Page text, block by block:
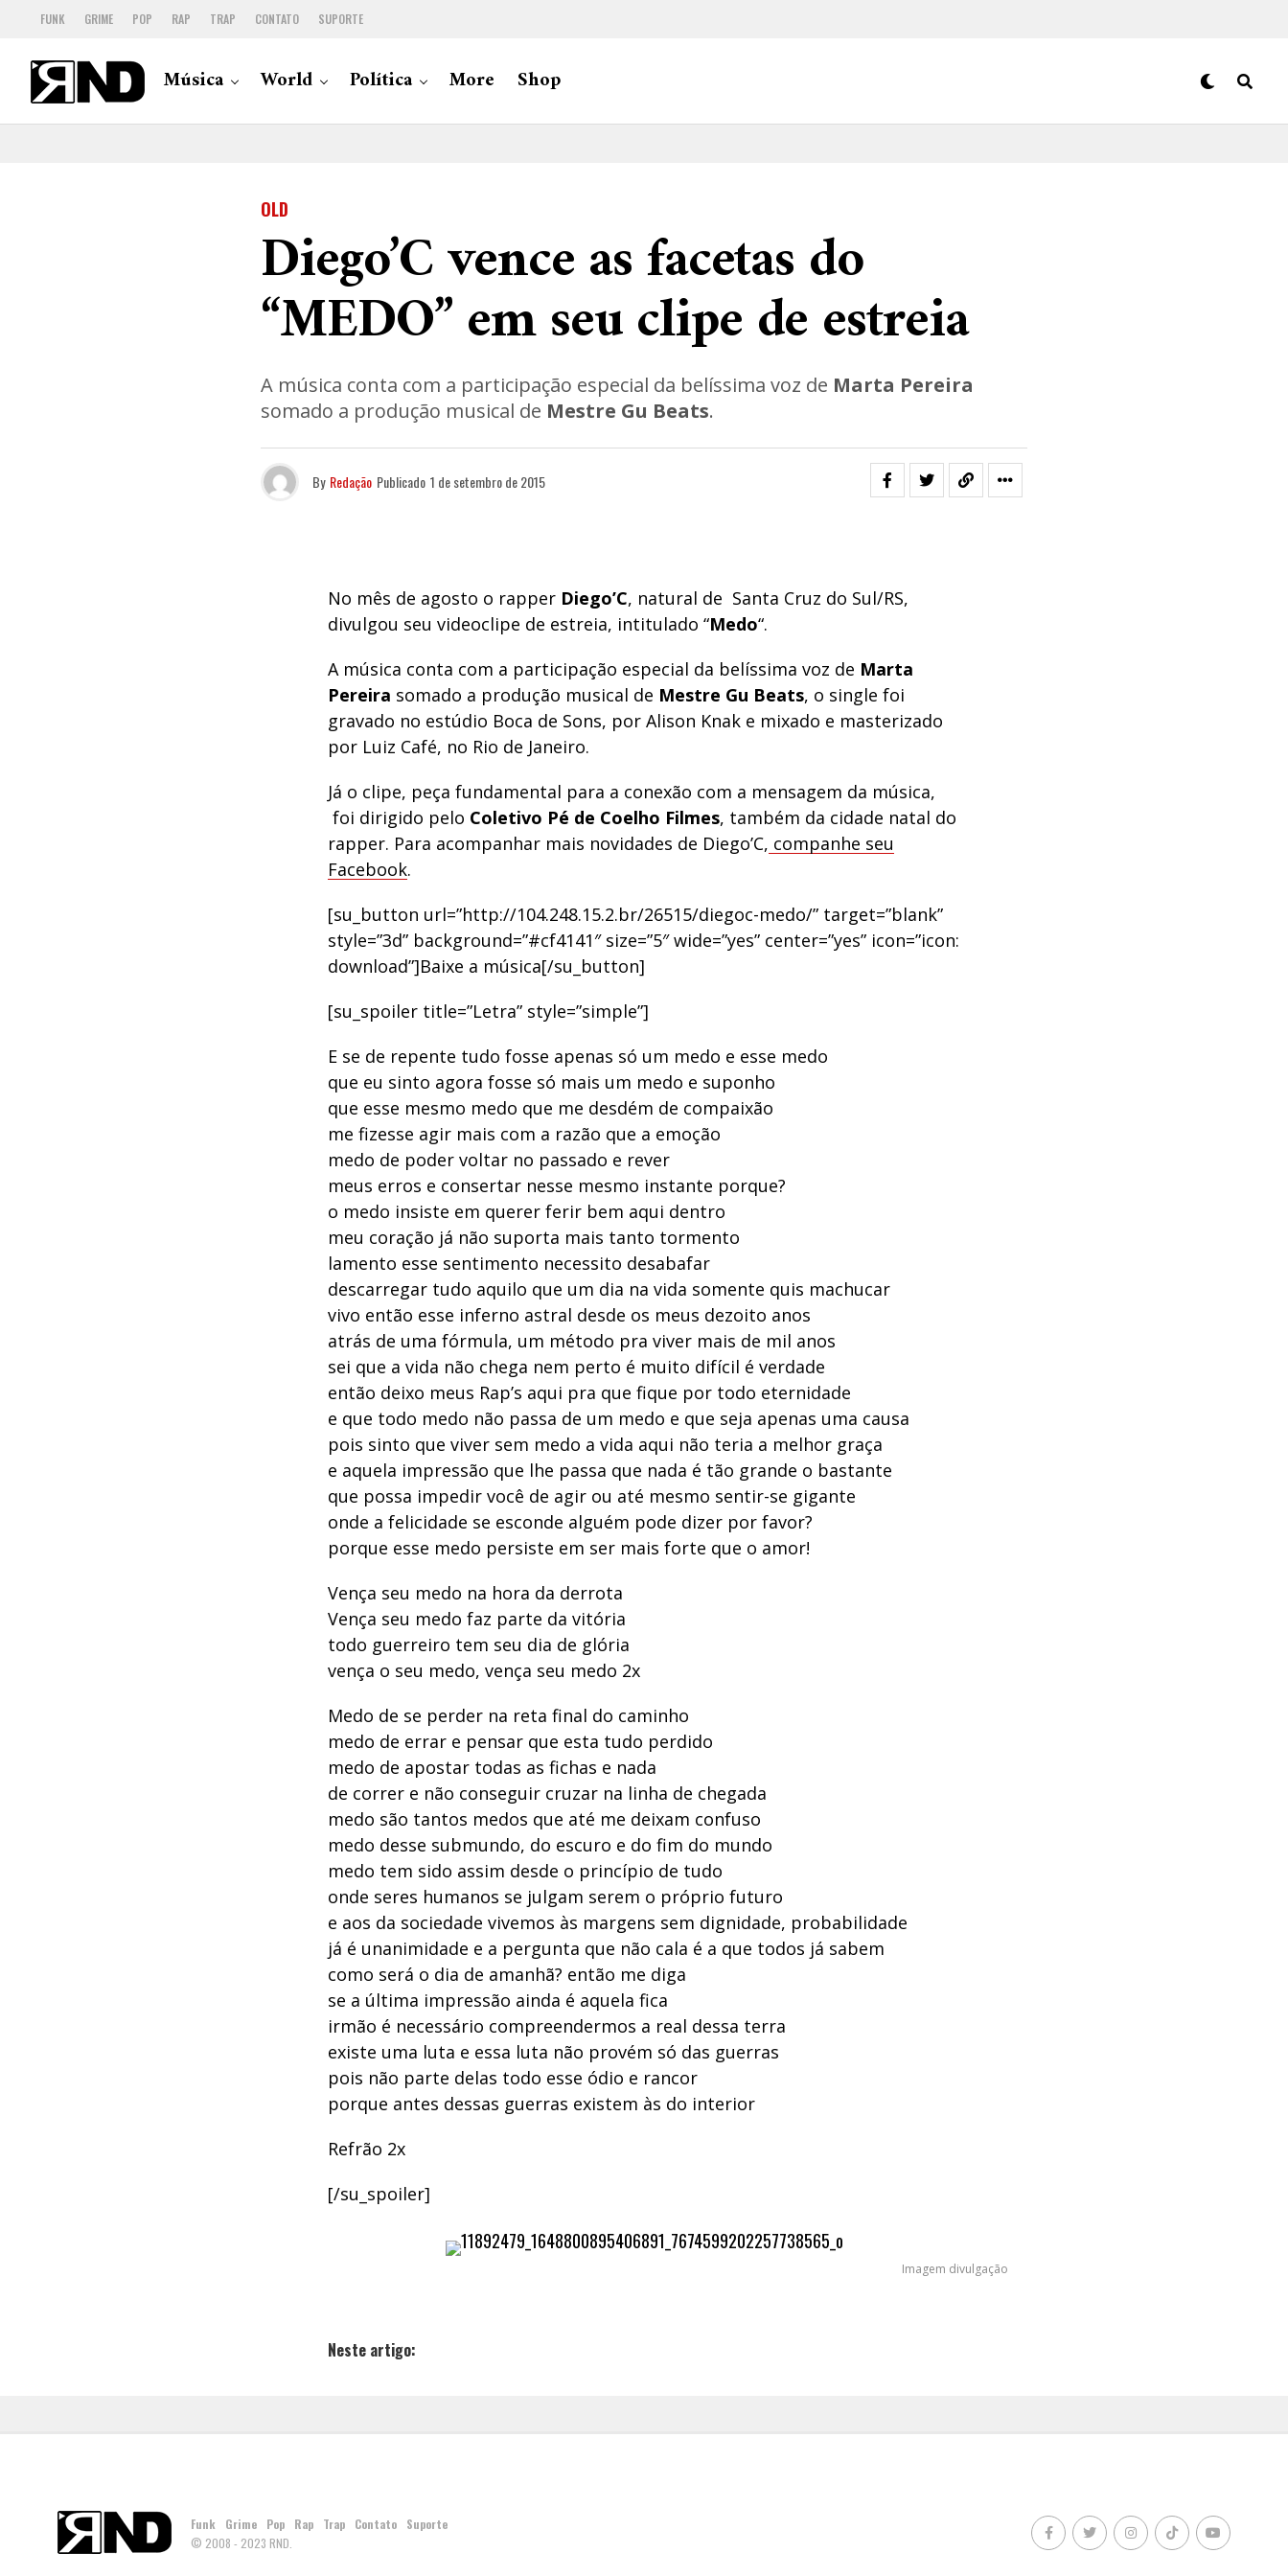
FUNK GRIME POP RAP TRAP CONTATO SUPORTE
Música World Política More Shop
OLD
Diego’C vence as facetas do
“MEDO” em seu clipe de estreia
A música conta com a participação especial da belíssima voz de Marta Pereira
somado a produção musical de Mestre Gu Beats.
By Redação Publicado 1 de setembro de 2015
No mês de agosto o rapper Diego’C, natural de Santa Cruz do Sul/RS,
divulgou seu videoclipe de estreia, intitulado “Medo“.
A música conta com a participação especial da belíssima voz de Marta
Pereira somado a produção musical de Mestre Gu Beats, o single foi
gravado no estúdio Boca de Sons, por Alison Knak e mixado e masterizado
por Luiz Café, no Rio de Janeiro.
Já o clipe, peça fundamental para a conexão com a mensagem da música,
foi dirigido pelo Coletivo Pé de Coelho Filmes, também da cidade natal do
rapper. Para acompanhar mais novidades de Diego’C, companhe seu
Facebook.
[su_button url=”http://104.248.15.2.br/26515/diegoc-medo/” target=”blank”
style=”3d” background=”#cf4141″ size=”5″ wide=”yes” center=”yes” icon=”icon:
download”]Baixe a música[/su_button]
[su_spoiler title=”Letra” style=”simple”]
E se de repente tudo fosse apenas só um medo e esse medo
que eu sinto agora fosse só mais um medo e suponho
que esse mesmo medo que me desdém de compaixão
me fizesse agir mais com a razão que a emoção
medo de poder voltar no passado e rever
meus erros e consertar nesse mesmo instante porque?
o medo insiste em querer ferir bem aqui dentro
meu coração já não suporta mais tanto tormento
lamento esse sentimento necessito desabafar
descarregar tudo aquilo que um dia na vida somente quis machucar
vivo então esse inferno astral desde os meus dezoito anos
atrás de uma fórmula, um método pra viver mais de mil anos
sei que a vida não chega nem perto é muito difícil é verdade
então deixo meus Rap’s aqui pra que fique por todo eternidade
e que todo medo não passa de um medo e que seja apenas uma causa
pois sinto que viver sem medo a vida aqui não teria a melhor graça
e aquela impressão que lhe passa que nada é tão grande o bastante
que possa impedir você de agir ou até mesmo sentir-se gigante
onde a felicidade se esconde alguém pode dizer por favor?
porque esse medo persiste em ser mais forte que o amor!
Vença seu medo na hora da derrota
Vença seu medo faz parte da vitória
todo guerreiro tem seu dia de glória
vença o seu medo, vença seu medo 2x
Medo de se perder na reta final do caminho
medo de errar e pensar que esta tudo perdido
medo de apostar todas as fichas e nada
de correr e não conseguir cruzar na linha de chegada
medo são tantos medos que até me deixam confuso
medo desse submundo, do escuro e do fim do mundo
medo tem sido assim desde o princípio de tudo
onde seres humanos se julgam serem o próprio futuro
e aos da sociedade vivemos às margens sem dignidade, probabilidade
já é unanimidade e a pergunta que não cala é a que todos já sabem
como será o dia de amanhã? então me diga
se a última impressão ainda é aquela fica
irmão é necessário compreendermos a real dessa terra
existe uma luta e essa luta não provém só das guerras
pois não parte delas todo esse ódio e rancor
porque antes dessas guerras existem às do interior
Refrão 2x
[/su_spoiler]
Imagem divulgação
Neste artigo:
Funk Grime Pop Rap Trap Contato
Suporte
© 2008 - 2023 RND.